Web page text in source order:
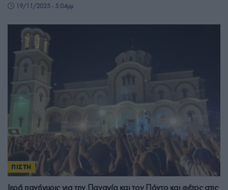
19/11/2025 - 5:04μμ
ΠΙΣΤΗ
Ιερά πανήγυρις για την Παναγία και τον Πόντο και φέτος στις